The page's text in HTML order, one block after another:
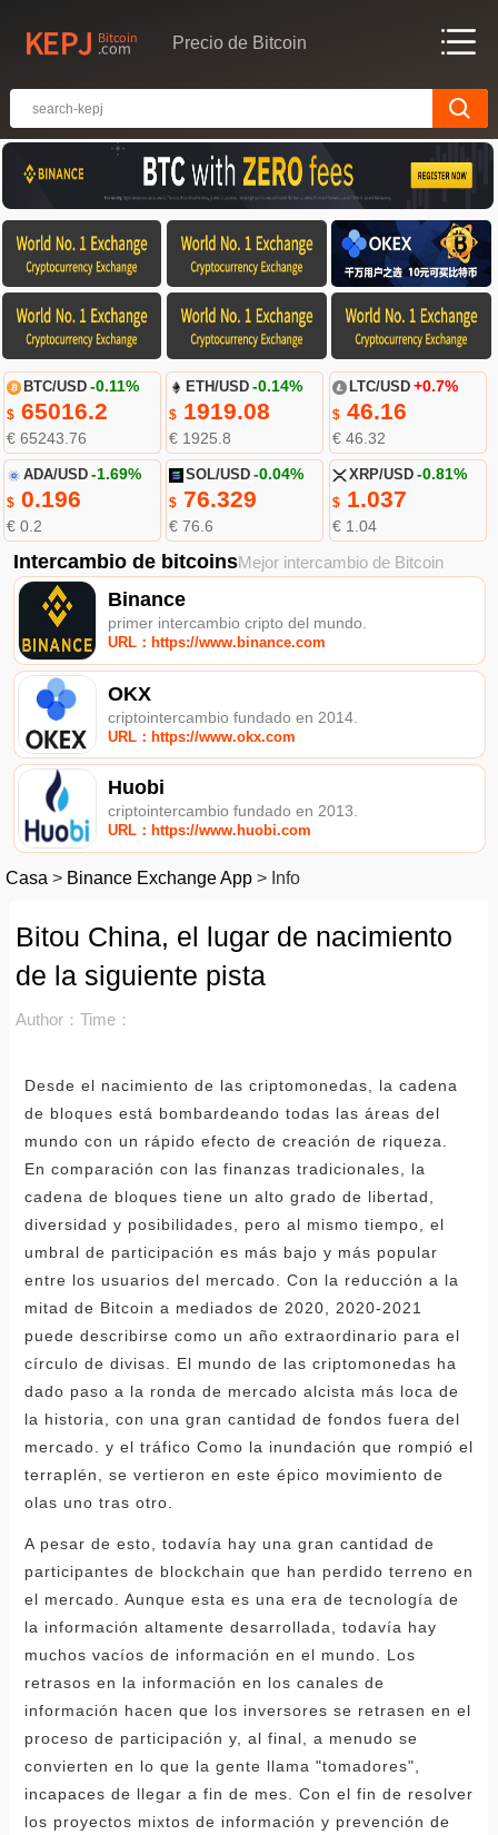
Precio de Bitcoin
BTC/USD -0.11%
$65016.2
€ 65243.76
ETH/USD -0.14%
$ 1919.08
€ 1925.8
LTC/USD +0.7%
$46.16
€ 46.32
ADA/USD -1.69%
$0.196
€ 0.2
SOL/USD -0.04%
$ 76.329
€ 76.6
XRP/USD -0.81%
$1.037
€ 1.04
Intercambio de bitcoinsMejor intercambio de Bitcoin
Binance
primer intercambio cripto del mundo.
URL：https://www.binance.com
OKX
criptointercambio fundado en 2014.
URL：https://www.okx.com
Huobi
criptointercambio fundado en 2013.
URL：https://www.huobi.com
Casa > Binance Exchange App > Info
Bitou China, el lugar de nacimiento
de la siguiente pista
Author： Time：
Desde el nacimiento de las criptomonedas, la cadena
de bloques está bombardeando todas las áreas del
mundo con un rápido efecto de creación de riqueza.
En comparación con las finanzas tradicionales, la
cadena de bloques tiene un alto grado de libertad,
diversidad y posibilidades, pero al mismo tiempo, el
umbral de participación es más bajo y más popular
entre los usuarios del mercado. Con la reducción a la
mitad de Bitcoin a mediados de 2020, 2020-2021
puede describirse como un año extraordinario para el
círculo de divisas. El mundo de las criptomonedas ha
dado paso a la ronda de mercado alcista más loca de
la historia, con una gran cantidad de fondos fuera del
mercado. y el tráfico Como la inundación que rompió el
terraplén, se vertieron en este épico movimiento de
olas uno tras otro.
A pesar de esto, todavía hay una gran cantidad de
participantes de blockchain que han perdido terreno en
el mercado. Aunque esta es una era de tecnología de
la información altamente desarrollada, todavía hay
muchos vacíos de información en el mundo. Los
retrasos en la información en los canales de
información hacen que los inversores se retrasen en el
proceso de participación y, al final, a menudo se
convierten en lo que la gente llama "tomadores",
incapaces de llegar a fin de mes. Con el fin de resolver
los proyectos mixtos de información y prevención de